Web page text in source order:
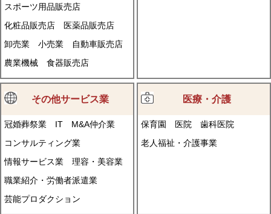
スポーツ用品販売店
化粧品販売店
医薬品販売店
卸売業
小売業
自動車販売店
農業機械
食器販売店
その他サービス業
冠婚葬祭業 IT
M&A仲介業
コンサルティング業
情報サービス業
理容・美容業
職業紹介・労働者派遣業
芸能プロダクション
医療・介護
保育園 医院
歯科医院
老人福祉・介護事業